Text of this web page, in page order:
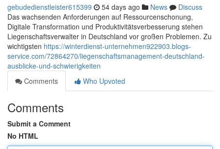
gebudedienstleister615399 54 days ago News
Discuss
Das wachsenden Anforderungen auf Ressourcenschonung,
Digitale Transformation und Produktivitätsverbesserung stehen
Liegenschaftsverwalter in Deutschland vor großen Problemen. Zu
wichtigsten https://winterdienst-unternehmen922903.blogs-
service.com/72864270/liegenschaftsmanagement-deutschland-
ausblicke-und-schwierigkeiten
Comments
Who Upvoted
Comments
Submit a Comment
No HTML